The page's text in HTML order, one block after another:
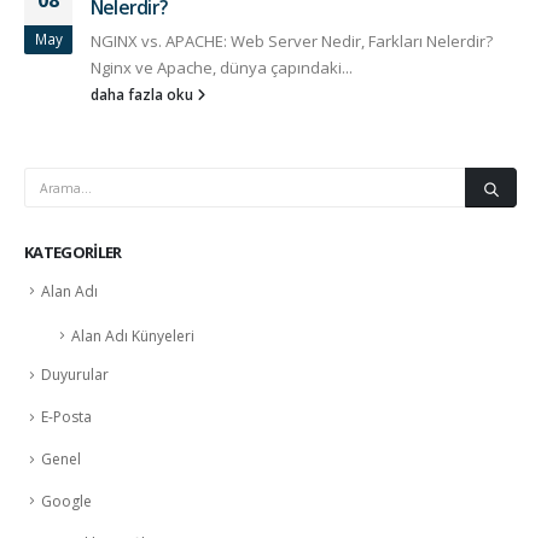
May
Nelerdir?
NGINX vs. APACHE: Web Server Nedir, Farkları Nelerdir?
Nginx ve Apache, dünya çapındaki...
daha fazla oku
KATEGORILER
Alan Adı
Alan Adı Künyeleri
Duyurular
E-Posta
Genel
Google